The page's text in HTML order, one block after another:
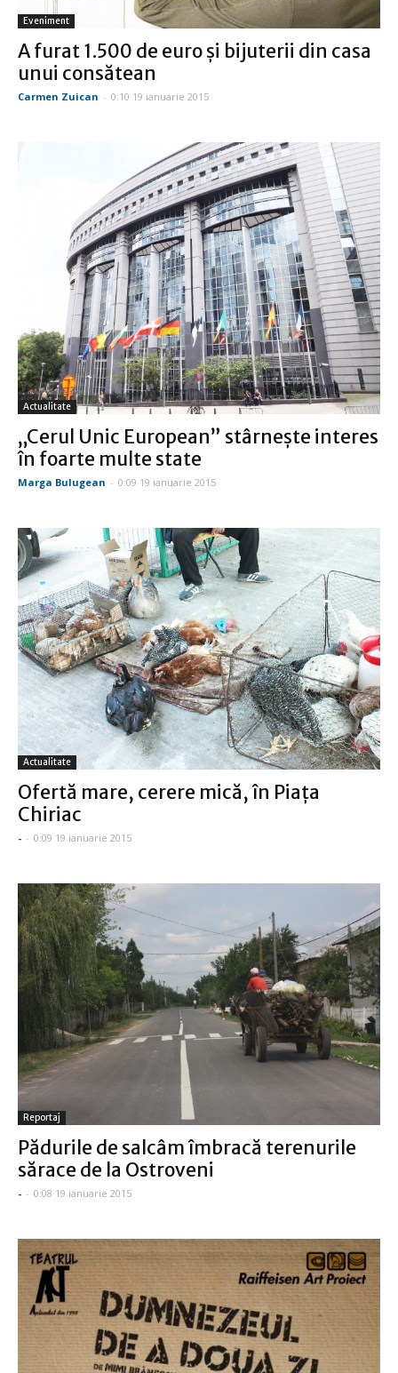
Eveniment
A furat 1.500 de euro şi bijuterii din casa
unui consătean
Carmen Zuican - 0:10 19 ianuarie 2015
Actualitate
„Cerul Unic European” stârneşte interes
în foarte multe state
Marga Bulugean - 0:09 19 ianuarie 2015
Actualitate
Ofertă mare, cerere mică, în Piaţa
Chiriac
- - 0:09 19 ianuarie 2015
Reportaj
Pădurile de salcâm îmbracă terenurile
sărace de la Ostroveni
- - 0:08 19 ianuarie 2015